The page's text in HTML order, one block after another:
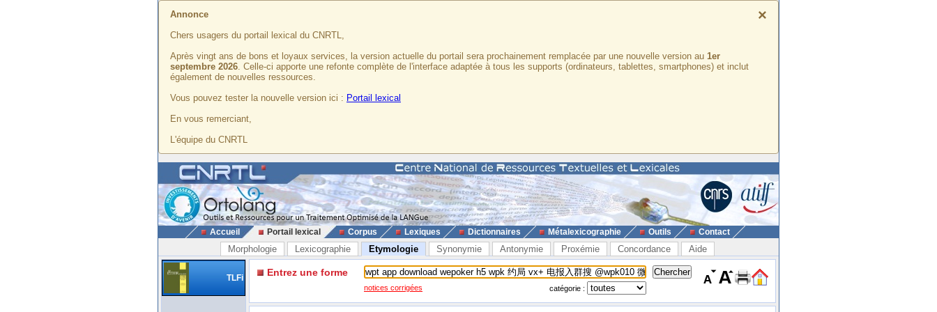
×
Annonce
Chers usagers du portail lexical du CNRTL,
Après vingt ans de bons et loyaux services, la version actuelle du portail sera prochainement remplacée par une nouvelle version au 1er
septembre 2026. Celle-ci apporte une refonte complète de l'interface adaptée à tous les supports (ordinateurs, tablettes, smartphones) et inclut
également de nouvelles ressources.
Vous pouvez tester la nouvelle version ici : Portail lexical
En vous remerciant,
L'équipe du CNRTL
Accueil Portail lexical Corpus Lexiques Dictionnaires Métalexicographie Outils Contact
Morphologie Lexicographie Etymologie Synonymie Antonymie Proxémie Concordance Aide
TLFi Entrez une forme
notices corrigées catégorie :